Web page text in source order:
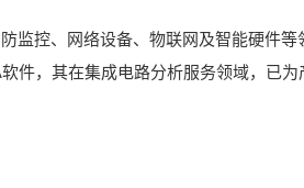
监控、网络设备、物联网及智能硬件等
件，其在集成电路分析服务领域，已为